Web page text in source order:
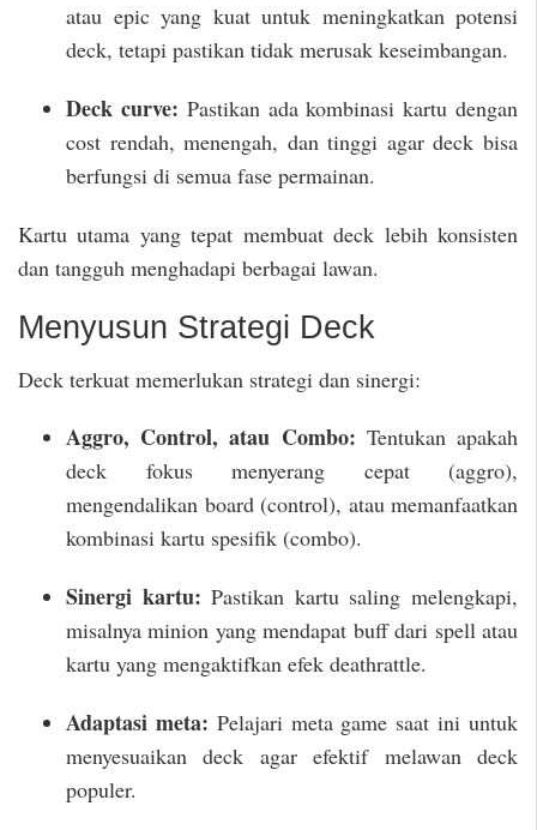
atau epic yang kuat untuk meningkatkan potensi
deck, tetapi pastikan tidak merusak keseimbangan.
Deck curve: Pastikan ada kombinasi kartu dengan
cost rendah, menengah, dan tinggi agar deck bisa
berfungsi di semua fase permainan.
Kartu utama yang tepat membuat deck lebih konsisten
dan tangguh menghadapi berbagai lawan.
Menyusun Strategi Deck
Deck terkuat memerlukan strategi dan sinergi:
Aggro, Control, atau Combo: Tentukan apakah
deck fokus menyerang cepat (aggro),
mengendalikan board (control), atau memanfaatkan
kombinasi kartu spesifik (combo).
Sinergi kartu: Pastikan kartu saling melengkapi,
misalnya minion yang mendapat buff dari spell atau
kartu yang mengaktifkan efek deathrattle.
Adaptasi meta: Pelajari meta game saat ini untuk
menyesuaikan deck agar efektif melawan deck
populer.